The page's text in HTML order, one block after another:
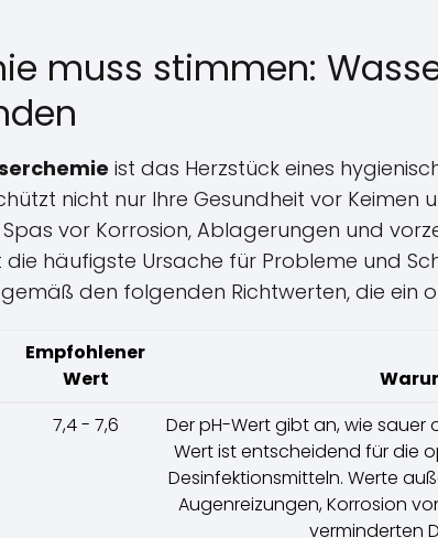
muss stimmen:
ist das Herzstück eines
nicht nur Ihre Gesundheit vor
vor Korrosion, Ablagerungen und
häufigste Ursache für Probleme und
den folgenden Richtwerten, die ein
Empfohlener
Wert
7,4 - 7,6
Der pH-Wert gibt an, wie sauer
Wert ist entscheidend für die
Desinfektionsmitteln. Werte
Augenreizungen, Korrosion
verminderten